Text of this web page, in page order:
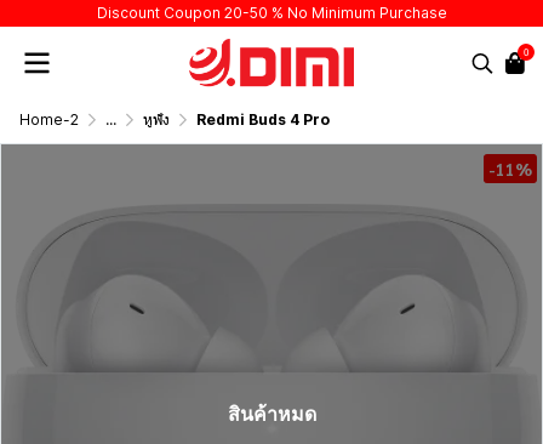
Discount Coupon 20-50 % No Minimum Purchase
0
Home-2 ... หูฟัง Redmi Buds 4 Pro
-11%
สินค้าหมด